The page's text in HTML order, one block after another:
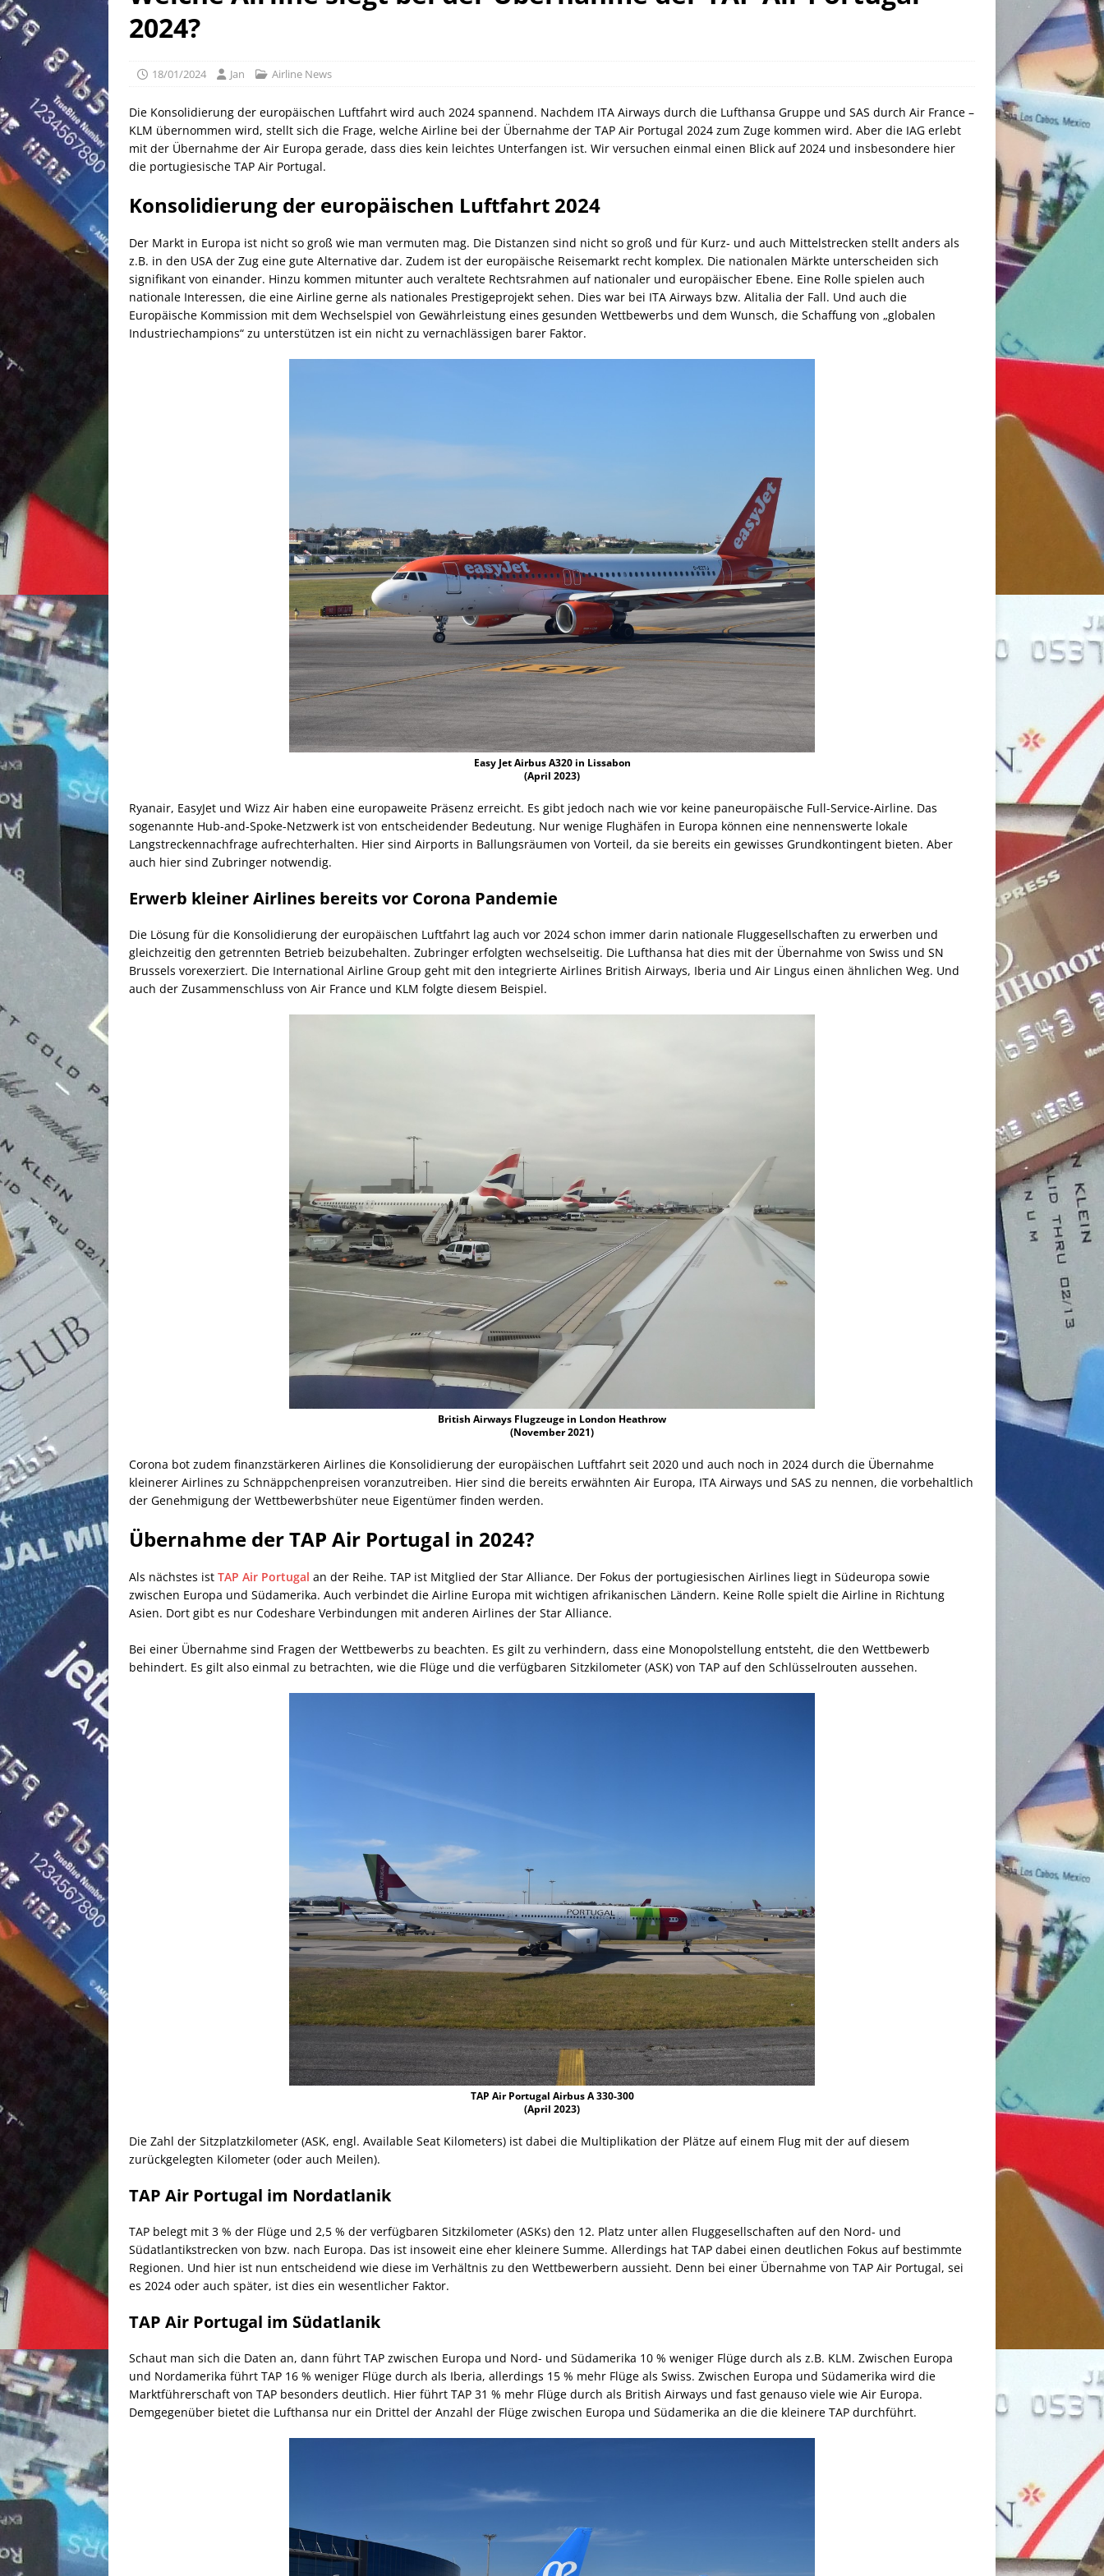
50 EUR American Express Gutschrift bei IHG bis 27.07.2026
[ 25/04/2026 ]
2024?
18/01/2024 Jan Airline News
Die Konsolidierung der europäischen Luftfahrt wird auch 2024 spannend. Nachdem ITA Airways durch die Lufthansa Gruppe und SAS durch Air France –
KLM übernommen wird, stellt sich die Frage, welche Airline bei der Übernahme der TAP Air Portugal 2024 zum Zuge kommen wird. Aber die IAG erlebt
mit der Übernahme der Air Europa gerade, dass dies kein leichtes Unterfangen ist. Wir versuchen einmal einen Blick auf 2024 und insbesondere hier
die portugiesische TAP Air Portugal.
Konsolidierung der europäischen Luftfahrt 2024
Der Markt in Europa ist nicht so groß wie man vermuten mag. Die Distanzen sind nicht so groß und für Kurz- und auch Mittelstrecken stellt anders als
z.B. in den USA der Zug eine gute Alternative dar. Zudem ist der europäische Reisemarkt recht komplex. Die nationalen Märkte unterscheiden sich
signifikant von einander. Hinzu kommen mitunter auch veraltete Rechtsrahmen auf nationaler und europäischer Ebene. Eine Rolle spielen auch
nationale Interessen, die eine Airline gerne als nationales Prestigeprojekt sehen. Dies war bei ITA Airways bzw. Alitalia der Fall. Und auch die
Europäische Kommission mit dem Wechselspiel von Gewährleistung eines gesunden Wettbewerbs und dem Wunsch, die Schaffung von „globalen
Industriechampions“ zu unterstützen ist ein nicht zu vernachlässigen barer Faktor.
Easy Jet Airbus A320 in Lissabon
(April 2023)
Ryanair, EasyJet und Wizz Air haben eine europaweite Präsenz erreicht. Es gibt jedoch nach wie vor keine paneuropäische Full-Service-Airline. Das
sogenannte Hub-and-Spoke-Netzwerk ist von entscheidender Bedeutung. Nur wenige Flughäfen in Europa können eine nennenswerte lokale
Langstreckennachfrage aufrechterhalten. Hier sind Airports in Ballungsräumen von Vorteil, da sie bereits ein gewisses Grundkontingent bieten. Aber
auch hier sind Zubringer notwendig.
Erwerb kleiner Airlines bereits vor Corona Pandemie
Die Lösung für die Konsolidierung der europäischen Luftfahrt lag auch vor 2024 schon immer darin nationale Fluggesellschaften zu erwerben und
gleichzeitig den getrennten Betrieb beizubehalten. Zubringer erfolgten wechselseitig. Die Lufthansa hat dies mit der Übernahme von Swiss und SN
Brussels vorexerziert. Die International Airline Group geht mit den integrierte Airlines British Airways, Iberia und Air Lingus einen ähnlichen Weg. Und
auch der Zusammenschluss von Air France und KLM folgte diesem Beispiel.
British Airways Flugzeuge in London Heathrow
(November 2021)
Corona bot zudem finanzstärkeren Airlines die Konsolidierung der europäischen Luftfahrt seit 2020 und auch noch in 2024 durch die Übernahme
kleinerer Airlines zu Schnäppchenpreisen voranzutreiben. Hier sind die bereits erwähnten Air Europa, ITA Airways und SAS zu nennen, die vorbehaltlich
der Genehmigung der Wettbewerbshüter neue Eigentümer finden werden.
Übernahme der TAP Air Portugal in 2024?
Als nächstes ist TAP Air Portugal an der Reihe. TAP ist Mitglied der Star Alliance. Der Fokus der portugiesischen Airlines liegt in Südeuropa sowie
zwischen Europa und Südamerika. Auch verbindet die Airline Europa mit wichtigen afrikanischen Ländern. Keine Rolle spielt die Airline in Richtung
Asien. Dort gibt es nur Codeshare Verbindungen mit anderen Airlines der Star Alliance.
Bei einer Übernahme sind Fragen der Wettbewerbs zu beachten. Es gilt zu verhindern, dass eine Monopolstellung entsteht, die den Wettbewerb
behindert. Es gilt also einmal zu betrachten, wie die Flüge und die verfügbaren Sitzkilometer (ASK) von TAP auf den Schlüsselrouten aussehen.
TAP Air Portugal Airbus A 330-300
(April 2023)
Die Zahl der Sitzplatzkilometer (ASK, engl. Available Seat Kilometers) ist dabei die Multiplikation der Plätze auf einem Flug mit der auf diesem
zurückgelegten Kilometer (oder auch Meilen).
TAP Air Portugal im Nordatlanik
TAP belegt mit 3 % der Flüge und 2,5 % der verfügbaren Sitzkilometer (ASKs) den 12. Platz unter allen Fluggesellschaften auf den Nord- und
Südatlantikstrecken von bzw. nach Europa. Das ist insoweit eine eher kleinere Summe. Allerdings hat TAP dabei einen deutlichen Fokus auf bestimmte
Regionen. Und hier ist nun entscheidend wie diese im Verhältnis zu den Wettbewerbern aussieht. Denn bei einer Übernahme von TAP Air Portugal, sei
es 2024 oder auch später, ist dies ein wesentlicher Faktor.
TAP Air Portugal im Südatlanik
Schaut man sich die Daten an, dann führt TAP zwischen Europa und Nord- und Südamerika 10 % weniger Flüge durch als z.B. KLM. Zwischen Europa
und Nordamerika führt TAP 16 % weniger Flüge durch als Iberia, allerdings 15 % mehr Flüge als Swiss. Zwischen Europa und Südamerika wird die
Marktführerschaft von TAP besonders deutlich. Hier führt TAP 31 % mehr Flüge durch als British Airways und fast genauso viele wie Air Europa.
Demgegenüber bietet die Lufthansa nur ein Drittel der Anzahl der Flüge zwischen Europa und Südamerika an die die kleinere TAP durchführt.